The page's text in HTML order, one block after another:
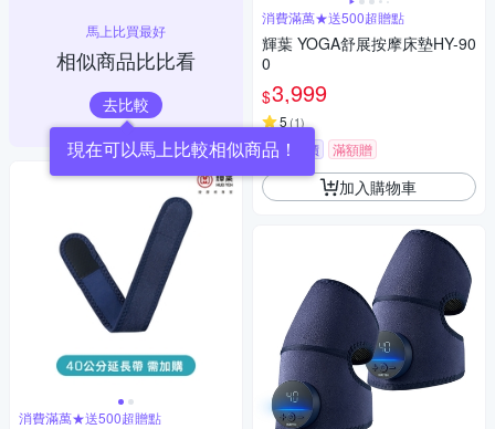
馬上比買最好
相似商品比比看
去比較
現在可以馬上比較相似商品！
消費滿萬★送500超贈點
消費滿萬★送500超贈點
輝葉 YOGA舒展按摩床墊HY-90
0
$3,999
5(1)
挑戰低價 滿額贈
加入購物車